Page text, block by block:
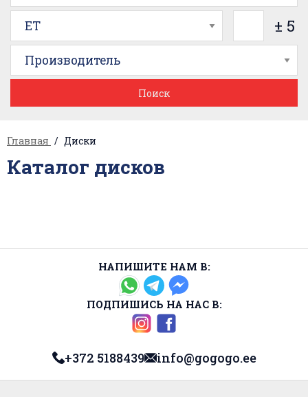
ET ± 5
Производитель
Главная Диски
Каталог дисков
НАПИШИТЕ НАМ В:
ПОДПИШИСЬ НА НАС В:
+372 5188439 info@gogogo.ee